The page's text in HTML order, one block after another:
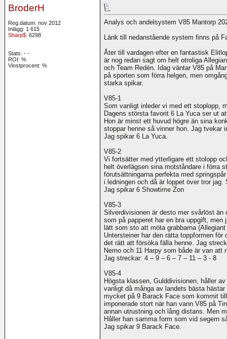
BroderH
Reg.datum: nov 2012
Inlägg: 1 615
Sharp$: 6298
Stats: - -
ROI: %
Vinstprocent: %
Analys och andelsystem V85 Mantorp
Länk till nedanstående system finns på
Åter till vardagen efter en fantastisk
är nog redan sagt om helt otroliga
och Team Redén. Idag väntar V85 på
på sporten som förra helgen, men
starka spikar.
V85-1
Som vanligt inleder vi med ett stoplopp,
Dagens största favorit 6 La Yuca ser ut
Hon är minst ett huvud högre än sina
stoppar henne så vinner hon. Jag tvekar
Jag spikar 6 La Yuca.
V85-2
Vi fortsätter med ytterligare ett stolopp
helt överlägsen sina motståndare i förra
förutsättningarna perfekta med
i ledningen och då är loppet över tror jag.
Jag spikar 6 Showtime Zon
V85-3
Silverdivisionen är desto mer svårlöst än
som på papperet har en bra uppgift, men
lätt som sto att möta grabbarna
Untersteiner har den rätta toppformen
det rätt att försöka fälla henne. Jag
Nemo och 11 Harpy som både är van att
Jag streckar: 4 – 9 – 6 – 7 – 11 – 3 - 8
V85-4
Högsta klassen, Gulddivisionen, håller
vanligt då många av landets bästa
mycket på 9 Barack Face som kommit
imponerade stort när han vann V85 på
annan utrustning och lång distans. Men
Håller han samma form som vid segern
Jag spikar 9 Barack Face.